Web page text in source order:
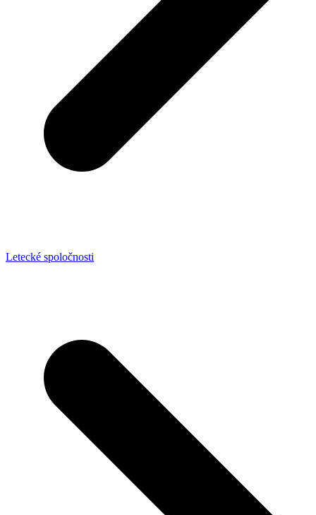
Letecké spoločnosti